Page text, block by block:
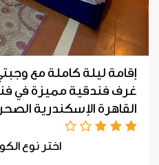
إقامة ليلة كاملة مع
غرف فندقية مميزة في
القاهرة الإسكندرية
اختر نوع